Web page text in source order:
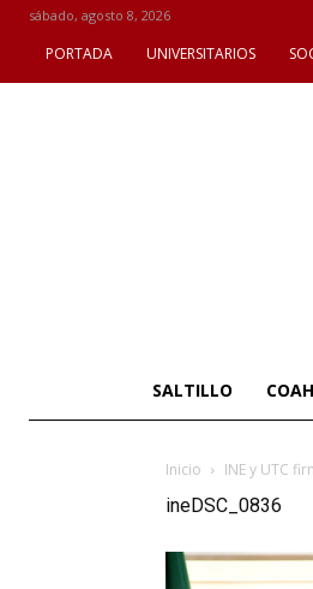
sábado, agosto 8, 2026
PORTADA UNIVERSITARIOS
SALTILLO
Inicio INE y UTC
ineDSC_0836